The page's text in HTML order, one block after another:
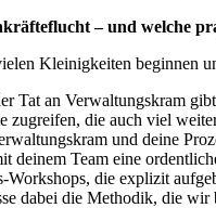
– und welche
Kleinigkeiten beginnen
Tat an Verwaltungskram
zugreifen, die auch viel
und deine
deinem Team eine
Workshops, die explizit
dabei die Methodik, die wir